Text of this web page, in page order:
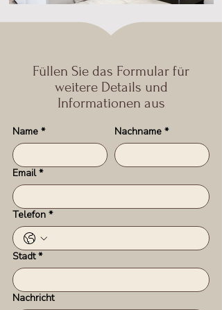
Füllen Sie das Formular für
weitere Details und
Informationen aus
Name * Nachname *
Email *
Telefon *
Stadt *
Nachricht